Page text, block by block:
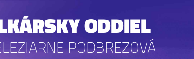
ODDIEL
PODBREZOVÁ